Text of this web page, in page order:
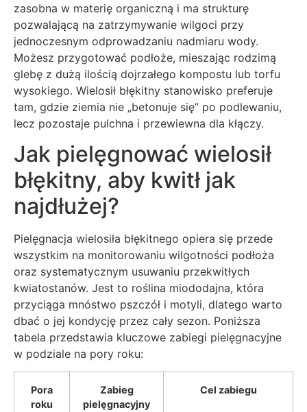
zasobna w materię organiczną i ma strukturę
pozwalającą na zatrzymywanie wilgoci przy
jednoczesnym odprowadzaniu nadmiaru wody.
Możesz przygotować podłoże, mieszając rodzimą
glebę z dużą ilością dojrzałego kompostu lub torfu
wysokiego. Wielosił błękitny stanowisko preferuje
tam, gdzie ziemia nie „betonuje się” po podlewaniu,
lecz pozostaje pulchna i przewiewna dla kłączy.
Jak pielęgnować wielosił
błękitny, aby kwitł jak
najdłużej?
Pielęgnacja wielosiła błękitnego opiera się przede
wszystkim na monitorowaniu wilgotności podłoża
oraz systematycznym usuwaniu przekwitłych
kwiatostanów. Jest to roślina miododajna, która
przyciąga mnóstwo pszczół i motyli, dlatego warto
dbać o jej kondycję przez cały sezon. Poniższa
tabela przedstawia kluczowe zabiegi pielęgnacyjne
w podziale na pory roku:
Pora
roku
Zabieg
pielęgnacyjny
Cel zabiegu